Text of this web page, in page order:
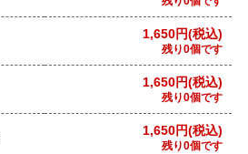
1,650円(税込)
残り0個です
1,650円(税込)
残り0個です
1,650円(税込)
残り0個です